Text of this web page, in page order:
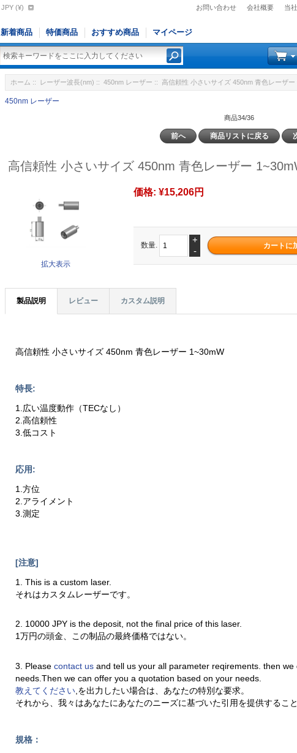
お問い合わせ 会社概要 当
JPY (¥)
新着商品 特価商品 おすすめ商品 マイページ
ホーム :: レーザー波長(nm) ::450nm レーザー :: 高信頼性 小さいサイズ 450nm 青色レーザー
450nm レーザー
商品34/36
前へ 商品リストに戻る
高信頼性 小さいサイズ 450nm 青色レーザー
拡大表示
価格:¥15,206円
数量.
+
-
製品説明 レビュー カスタム説明
高信頼性 小さいサイズ 450nm 青色レーザー 1~30mW
特長:
1.広い温度動作（TECなし）
2.高信頼性
3.低コスト
応用:
1.方位
2.アライメント
3.測定
[注意]
1. This is a custom laser.
それはカスタムレーザーです。
2. 10000 JPY is the deposit, not the final price of this laser.
1万円の頭金、この制品の最終価格ではない。
3. Pleasecontact usand tell us your all parameter reqirements. then
needs.Then we can offer you a quotation based on your needs.
教えてください ,を出力したい場合は、あなたの特別な要求。
それから、我々はあなたにあなたのニーズに基づいた引用を提供すること
規格：